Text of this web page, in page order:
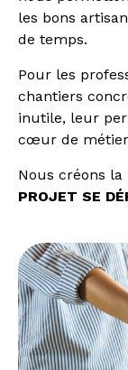
les bons
de temps.
Pour les
chantiers
inutile, leur
cœur de
Nous créons
PROJET SE